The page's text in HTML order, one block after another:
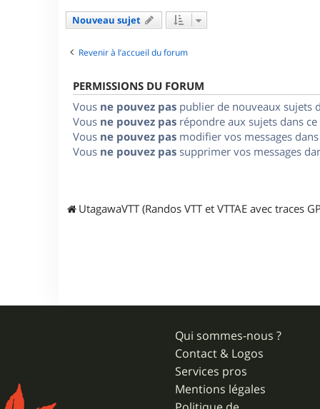
Nouveau sujet
Revenir à l’accueil du forum
PERMISSIONS DU FORUM
Vous ne pouvez pas publier de nouveaux sujets
Vous ne pouvez pas répondre aux sujets dans
Vous ne pouvez pas modifier vos messages
Vous ne pouvez pas supprimer vos messages
UtagawaVTT (Randos VTT et VTTAE avec traces
Qui sommes-nous ?
Contact & Logos
Services pros
Mentions légales